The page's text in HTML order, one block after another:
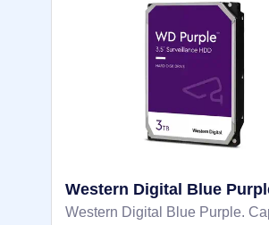
Western Digital Blue Purple.